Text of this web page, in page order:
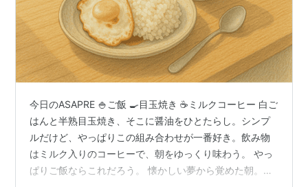
今日のASAPRE 🍚ご飯 🍳目玉焼き ☕ミルクコーヒー 白ご
はんと半熟目玉焼き、そこに醤油をひとたらし。シンプ
ルだけど、やっぱりこの組み合わせが一番好き。飲み物
はミルク入りのコーヒーで、朝をゆっくり味わう。 やっ
ぱりご飯ならこれだろう。 懐かしい夢から覚めた朝。今